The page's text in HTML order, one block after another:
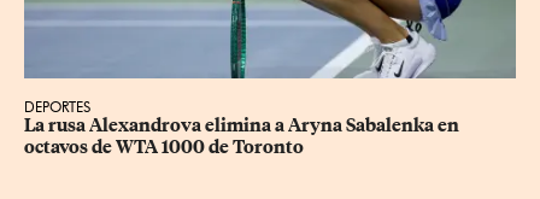
DEPORTES
La rusa Alexandrova elimina a Aryna Sabalenka en
octavos de WTA 1000 de Toronto